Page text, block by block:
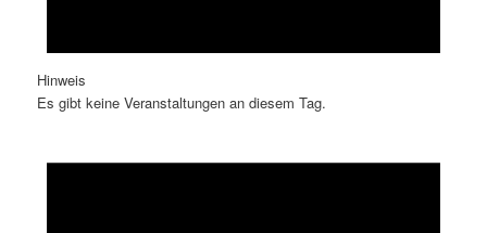
Hinweis
Es gibt keine Veranstaltungen an diesem Tag.